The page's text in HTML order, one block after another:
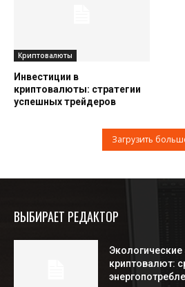
Криптовалюты
Инвестиции в
криптовалюты: стратегии
успешных трейдеров
Загрузить
ВЫБИРАЕТ РЕДАКТОР
Экологические
криптовалют: